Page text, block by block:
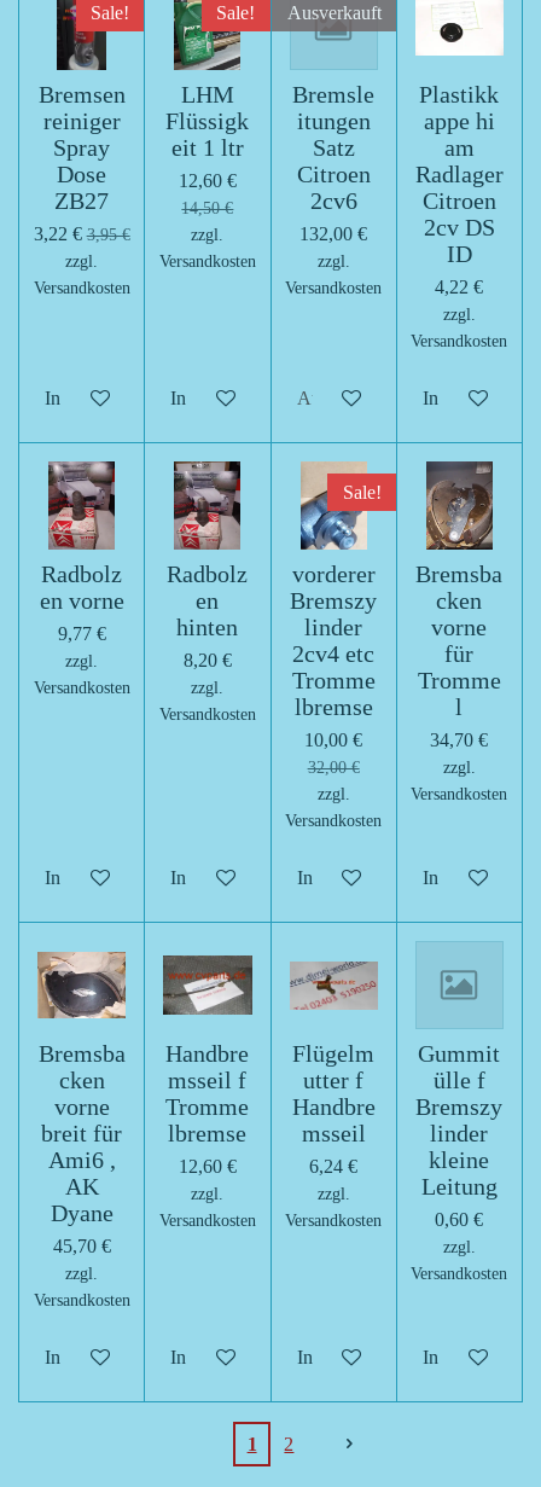
Sale!
Bremsen
reiniger
Spray
Dose
ZB27
3,22 € 3,95 €
zzgl.
Versandkosten
In den Warenkorb
Sale!
LHM
Flüssigk
eit 1 ltr
12,60 €
14,50 €
zzgl.
Versandkosten
In den Warenkorb
Ausverkauft
Bremsle
itungen
Satz
Citroen
2cv6
132,00 €
zzgl.
Versandkosten
Ausverkauft
Plastikk
appe hi
am
Radlager
Citroen
2cv DS
ID
4,22 €
zzgl.
Versandkosten
In den
Radbolz
en vorne
9,77 €
zzgl.
Versandkosten
In den Warenkorb
Radbolz
en
hinten
8,20 €
zzgl.
Versandkosten
In den Warenkorb
Sale!
vorderer
Bremszy
linder
2cv4 etc
Tromme
lbremse
10,00 €
32,00 €
zzgl.
Versandkosten
In den Warenkorb
Bremsba
cken
vorne
für
Tromme
l
34,70 €
zzgl.
Versandkosten
In den
Bremsba
cken
vorne
breit für
Ami6 ,
AK
Dyane
45,70 €
zzgl.
Versandkosten
In den Warenkorb
Handbre
msseil f
Tromme
lbremse
12,60 €
zzgl.
Versandkosten
In den Warenkorb
Flügelm
utter f
Handbre
msseil
6,24 €
zzgl.
Versandkosten
In den Warenkorb
Gummit
ülle f
Bremszy
linder
kleine
Leitung
0,60 €
zzgl.
Versandkosten
In den
1 2